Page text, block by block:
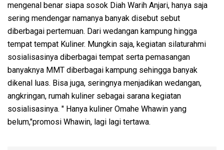
mengenal benar siapa sosok Diah Warih Anjari, hanya saja
sering mendengar namanya banyak disebut sebut
diberbagai pertemuan. Dari wedangan kampung hingga
tempat tempat Kuliner. Mungkin saja, kegiatan silaturahmi
sosialisasinya diberbagai tempat serta pemasangan
banyaknya MMT diberbagai kampung sehingga banyak
dikenal luas. Bisa juga, seringnya menjadikan wedangan,
angkringan, rumah kuliner sebagai sarana kegiatan
sosialisasinya. " Hanya kuliner Omahe Whawin yang
belum,"promosi Whawin, lagi lagi tertawa.